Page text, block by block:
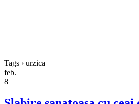
Tags › urzica
feb.
8